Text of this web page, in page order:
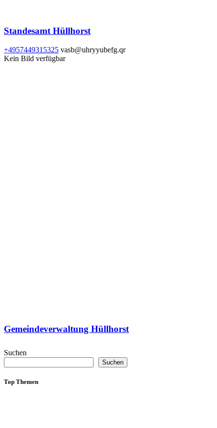
Standesamt Hüllhorst
+4957449315325 vasb@uhryyubefg.qr
Kein Bild verfügbar
Gemeindeverwaltung Hüllhorst
Suchen
Suchen
Top Themen